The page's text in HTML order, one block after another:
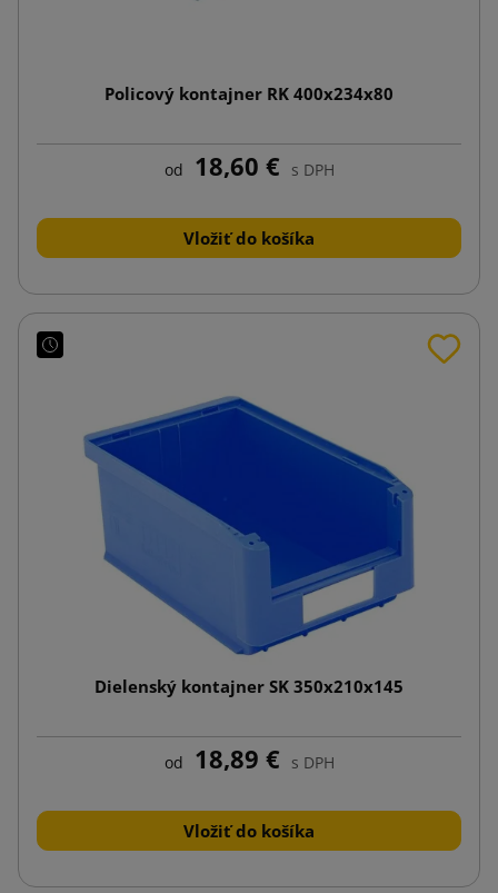
Policový kontajner RK 400x234x80
od 18,60 € s DPH
Vložiť do košíka
Dielenský kontajner SK 350x210x145
od 18,89 € s DPH
Vložiť do košíka